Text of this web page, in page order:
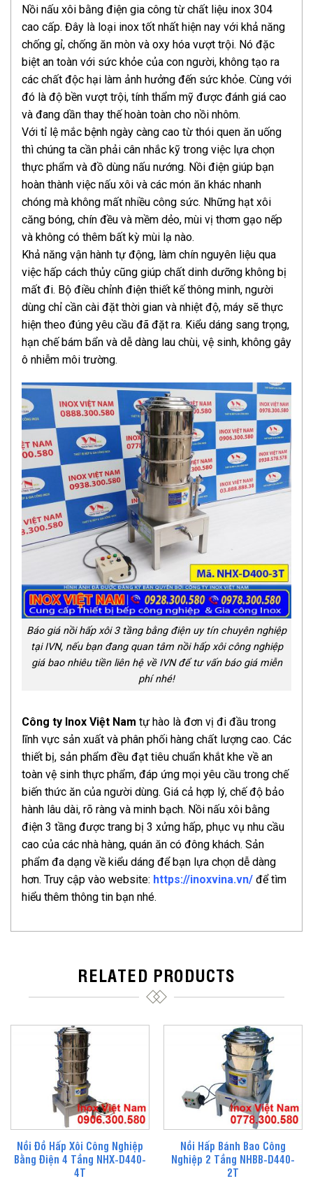
Nồi nấu xôi bằng điện gia công từ chất liệu inox 304
cao cấp. Đây là loại inox tốt nhất hiện nay với khả năng
chống gỉ, chống ăn mòn và oxy hóa vượt trội. Nó đặc
biệt an toàn với sức khỏe của con người, không tạo ra
các chất độc hại làm ảnh hưởng đến sức khỏe. Cùng với
đó là độ bền vượt trội, tính thẩm mỹ được đánh giá cao
và đang dần thay thế hoàn toàn cho nồi nhôm.
Với tỉ lệ mắc bệnh ngày càng cao từ thói quen ăn uống
thì chúng ta cần phải cân nhắc kỹ trong việc lựa chọn
thực phẩm và đồ dùng nấu nướng. Nồi điện giúp bạn
hoàn thành việc nấu xôi và các món ăn khác nhanh
chóng mà không mất nhiều công sức. Những hạt xôi
căng bóng, chín đều và mềm dẻo, mùi vị thơm gạo nếp
và không có thêm bất kỳ mùi lạ nào.
Khả năng vận hành tự động, làm chín nguyên liệu qua
việc hấp cách thủy cũng giúp chất dinh dưỡng không bị
mất đi. Bộ điều chỉnh điện thiết kế thông minh, người
dùng chỉ cần cài đặt thời gian và nhiệt độ, máy sẽ thực
hiện theo đúng yêu cầu đã đặt ra. Kiểu dáng sang trọng,
hạn chế bám bẩn và dễ dàng lau chùi, vệ sinh, không gây
ô nhiễm môi trường.
Báo giá nồi hấp xôi 3 tầng bằng điện uy tín chuyên nghiệp
tại IVN, nếu bạn đang quan tâm nồi hấp xôi công nghiệp
giá bao nhiêu tiền liên hệ về IVN để tư vấn báo giá miễn
phí nhé!
Công ty Inox Việt Nam tự hào là đơn vị đi đầu trong
lĩnh vực sản xuất và phân phối hàng chất lượng cao. Các
thiết bị, sản phẩm đều đạt tiêu chuẩn khắt khe về an
toàn vệ sinh thực phẩm, đáp ứng mọi yêu cầu trong chế
biến thức ăn của người dùng. Giá cả hợp lý, chế độ bảo
hành lâu dài, rõ ràng và minh bạch. Nồi nấu xôi bằng
điện 3 tầng được trang bị 3 xửng hấp, phục vụ nhu cầu
cao của các nhà hàng, quán ăn có đông khách. Sản
phẩm đa dạng về kiểu dáng để bạn lựa chọn dễ dàng
hơn. Truy cập vào website: https://inoxvina.vn/ để tìm
hiểu thêm thông tin bạn nhé.
RELATED PRODUCTS
Nồi Đồ Hấp Xôi Công Nghiệp
Bằng Điện 4 Tầng NHX-D440-
4T
Nồi Hấp Bánh Bao Công
Nghiệp 2 Tầng NHBB-D440-
2T